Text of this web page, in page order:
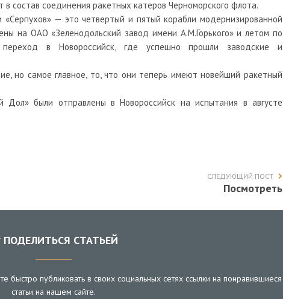
состав соединения ракетных катеров Черноморского флота.
— это четвертый и пятый корабли модернизированной
на ОАО «Зеленодольский завод имени А.М.Горького» и летом по
в Новороссийск, где успешно прошли заводские и
но самое главное, то, что они теперь имеют новейший ракетный
Дол» были отправлены в Новороссийск на испытания в августе
СЛЕДУЮЩИЙ ПОСТ
Посмотреть
ПОДЕЛИТЬСЯ СТАТЬЕЙ
быстро публиковать в своих социальных сетях ссылки на понравившиеся
статьи на нашем сайте.